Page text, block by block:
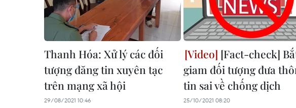
Thanh Hóa: Xử lý các đối
tượng đăng tin xuyên tạc
trên mạng xã hội
29/08/2021 10:46
[Fact-check]
giam đối tượng đưa
tin sai về chống dịch
25/10/2021 08:20